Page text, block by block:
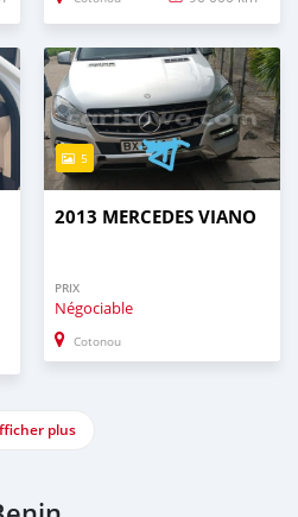
5
2013 MERCEDES VIANO
PRIX
Négociable
Cotonou
plus